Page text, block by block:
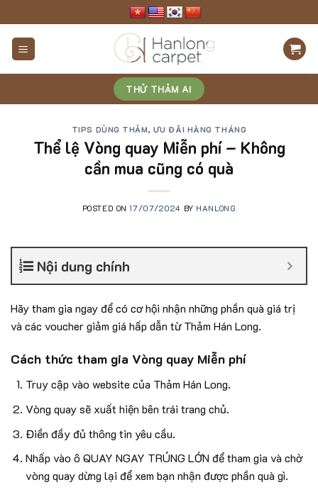
to
content
THỬ THẢM AI
TIPS DÙNG THẢM, ƯU ĐÃI HÀNG THÁNG
Thể lệ Vòng quay Miễn phí – Không
cần mua cũng có quà
POSTED ON17/07/2024 BY HANLONG
Nội dung chính
Hãy tham gia ngay để có cơ hội nhận những phần quà giá trị
và các voucher giảm giá hấp dẫn từ Thảm Hán Long.
Cách thức tham gia Vòng quay Miễn phí
Truy cập vào website của Thảm Hán Long.
Vòng quay sẽ xuất hiện bên trái trang chủ.
Điền đầy đủ thông tin yêu cầu.
Nhấp vào ô QUAY NGAY TRÚNG LỚN để tham gia và chờ
vòng quay dừng lại để xem bạn nhận được phần quà gì.